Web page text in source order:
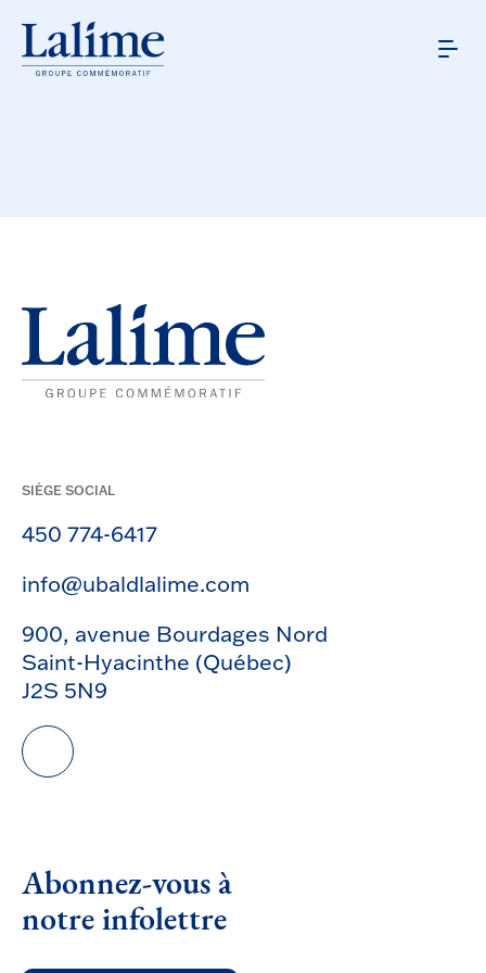
SIÈGE SOCIAL
450 774-6417
info@ubaldlalime.com
900, avenue Bourdages Nord
Saint-Hyacinthe (Québec)
J2S 5N9
Abonnez-vous à
notre infolettre